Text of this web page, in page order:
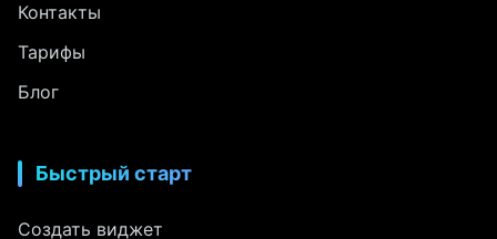
Контакты
Тарифы
Блог
Быстрый старт
Создать виджет